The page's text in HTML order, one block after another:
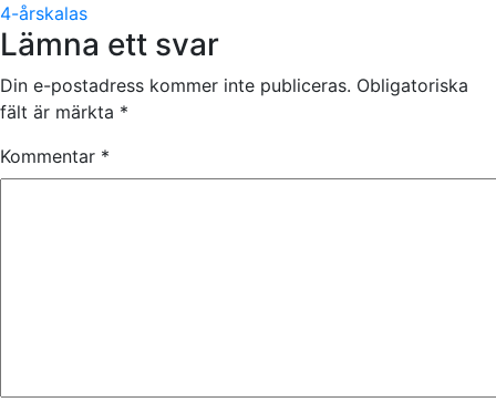
navigation
4-årskalas
Lämna ett svar
Din e-postadress kommer inte publiceras. Obligatoriska
fält är märkta *
Kommentar *